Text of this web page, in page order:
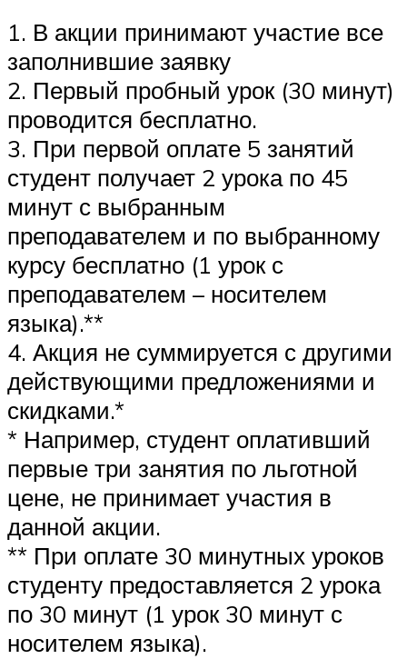
1. В акции принимают участие все
заполнившие заявку
2. Первый пробный урок (30 минут)
проводится бесплатно.
3. При первой оплате 5 занятий
студент получает 2 урока по 45
минут с выбранным
преподавателем и по выбранному
курсу бесплатно (1 урок с
преподавателем – носителем
языка).**
4. Акция не суммируется с другими
действующими предложениями и
скидками.*
* Например, студент оплативший
первые три занятия по льготной
цене, не принимает участия в
данной акции.
** При оплате 30 минутных уроков
студенту предоставляется 2 урока
по 30 минут (1 урок 30 минут с
носителем языка).